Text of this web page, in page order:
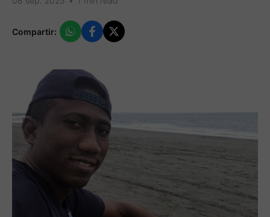
Compartir: